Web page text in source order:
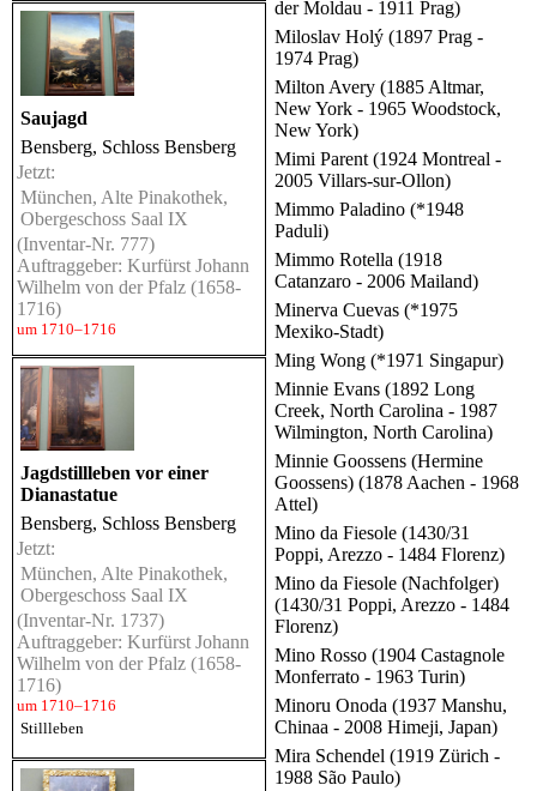
Saujagd
Bensberg, Schloss Bensberg
Jetzt:
München, Alte Pinakothek,
Obergeschoss Saal IX
(Inventar-Nr. 777)
Auftraggeber: Kurfürst Johann
Wilhelm von der Pfalz (1658-
1716)
um 1710–1716
Jagdstillleben vor einer
Dianastatue
Bensberg, Schloss Bensberg
Jetzt:
München, Alte Pinakothek,
Obergeschoss Saal IX
(Inventar-Nr. 1737)
Auftraggeber: Kurfürst Johann
Wilhelm von der Pfalz (1658-
1716)
um 1710–1716
Stillleben
der Moldau - 1911 Prag)
Miloslav Holý (1897 Prag -
1974 Prag)
Milton Avery (1885 Altmar,
New York - 1965 Woodstock,
New York)
Mimi Parent (1924 Montreal -
2005 Villars-sur-Ollon)
Mimmo Paladino (*1948
Paduli)
Mimmo Rotella (1918
Catanzaro - 2006 Mailand)
Minerva Cuevas (*1975
Mexiko-Stadt)
Ming Wong (*1971 Singapur)
Minnie Evans (1892 Long
Creek, North Carolina - 1987
Wilmington, North Carolina)
Minnie Goossens (Hermine
Goossens) (1878 Aachen - 1968
Attel)
Mino da Fiesole (1430/31
Poppi, Arezzo - 1484 Florenz)
Mino da Fiesole (Nachfolger)
(1430/31 Poppi, Arezzo - 1484
Florenz)
Mino Rosso (1904 Castagnole
Monferrato - 1963 Turin)
Minoru Onoda (1937 Manshu,
Chinaa - 2008 Himeji, Japan)
Mira Schendel (1919 Zürich -
1988 São Paulo)